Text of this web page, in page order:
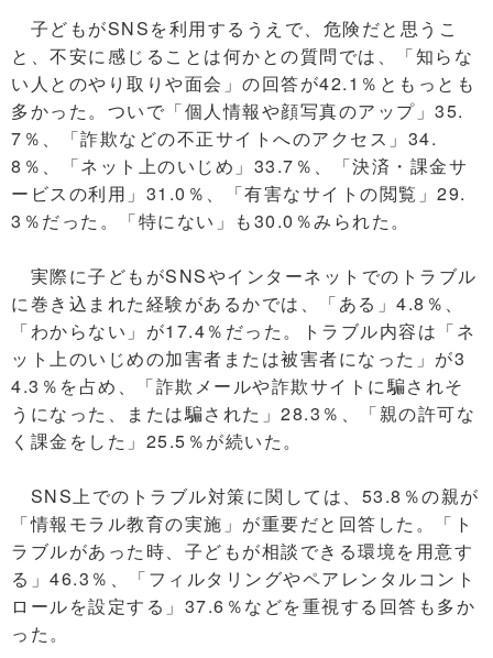
子どもがSNSを利用するうえで、危険だと思うこ
と、不安に感じることは何かとの質問では、「知らな
い人とのやり取りや面会」の回答が42.1％ともっとも
多かった。ついで「個人情報や顔写真のアップ」35.
7％、「詐欺などの不正サイトへのアクセス」34.
8％、「ネット上のいじめ」33.7％、「決済・課金サ
ービスの利用」31.0％、「有害なサイトの閲覧」29.
3％だった。「特にない」も30.0％みられた。
実際に子どもがSNSやインターネットでのトラブル
に巻き込まれた経験があるかでは、「ある」4.8％、
「わからない」が17.4％だった。トラブル内容は「ネ
ット上のいじめの加害者または被害者になった」が3
4.3％を占め、「詐欺メールや詐欺サイトに騙されそ
うになった、または騙された」28.3％、「親の許可な
く課金をした」25.5％が続いた。
SNS上でのトラブル対策に関しては、53.8％の親が
「情報モラル教育の実施」が重要だと回答した。「ト
ラブルがあった時、子どもが相談できる環境を用意す
る」46.3％、「フィルタリングやペアレンタルコント
ロールを設定する」37.6％などを重視する回答も多か
った。